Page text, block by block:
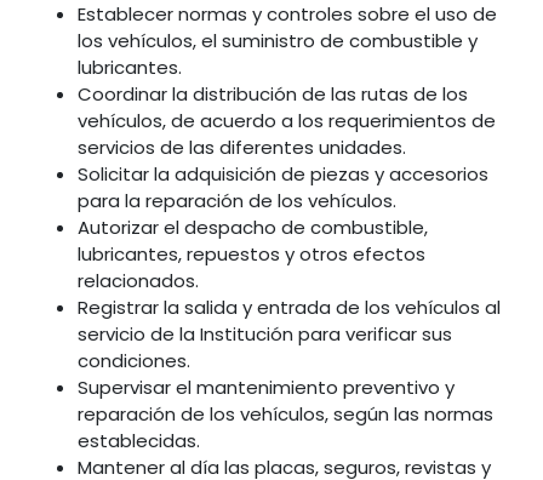
Establecer normas y controles sobre el uso de
los vehículos, el suministro de combustible y
lubricantes.
Coordinar la distribución de las rutas de los
vehículos, de acuerdo a los requerimientos de
servicios de las diferentes unidades.
Solicitar la adquisición de piezas y accesorios
para la reparación de los vehículos.
Autorizar el despacho de combustible,
lubricantes, repuestos y otros efectos
relacionados.
Registrar la salida y entrada de los vehículos al
servicio de la Institución para verificar sus
condiciones.
Supervisar el mantenimiento preventivo y
reparación de los vehículos, según las normas
establecidas.
Mantener al día las placas, seguros, revistas y